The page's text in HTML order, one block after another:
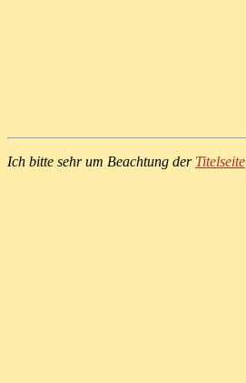
Ich bitte sehr um Beachtung der Titelseite